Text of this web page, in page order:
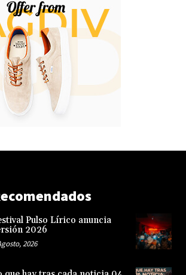
Pulso Lírico anuncia
2026
2026